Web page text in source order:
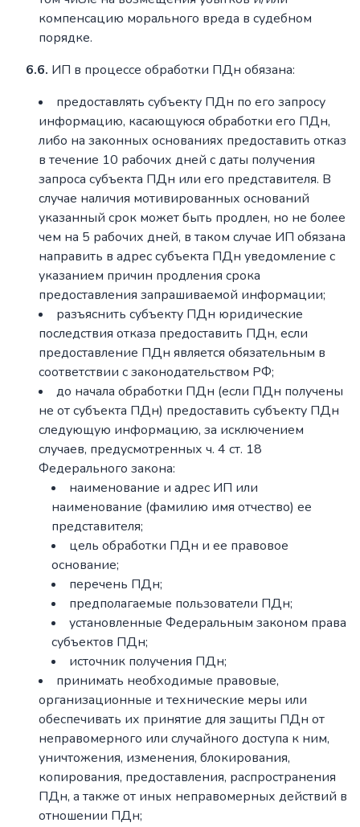
компенсацию морального вреда в судебном
порядке.
6.6. ИП в процессе обработки ПДн обязана:
предоставлять субъекту ПДн по его запросу
информацию, касающуюся обработки его ПДн,
либо на законных основаниях предоставить отказ
в течение 10 рабочих дней с даты получения
запроса субъекта ПДн или его представителя. В
случае наличия мотивированных оснований
указанный срок может быть продлен, но не более
чем на 5 рабочих дней, в таком случае ИП обязана
направить в адрес субъекта ПДн уведомление с
указанием причин продления срока
предоставления запрашиваемой информации;
разъяснить субъекту ПДн юридические
последствия отказа предоставить ПДн, если
предоставление ПДн является обязательным в
соответствии с законодательством РФ;
до начала обработки ПДн (если ПДн получены
не от субъекта ПДн) предоставить субъекту ПДн
следующую информацию, за исключением
случаев, предусмотренных ч. 4 ст. 18
Федерального закона:
наименование и адрес ИП или
наименование (фамилию имя отчество) ее
представителя;
цель обработки ПДн и ее правовое
основание;
перечень ПДн;
предполагаемые пользователи ПДн;
установленные Федеральным законом права
субъектов ПДн;
источник получения ПДн;
принимать необходимые правовые,
организационные и технические меры или
обеспечивать их принятие для защиты ПДн от
неправомерного или случайного доступа к ним,
уничтожения, изменения, блокирования,
копирования, предоставления, распространения
ПДн, а также от иных неправомерных действий в
отношении ПДн;